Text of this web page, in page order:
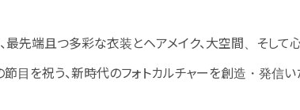
先端且つ多彩な衣装とヘアメイク、大空間、そして
節目を祝う、新時代のフォトカルチャーを創造・発信い